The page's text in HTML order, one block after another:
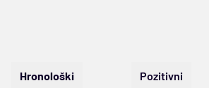
Hronološki Pozitivni